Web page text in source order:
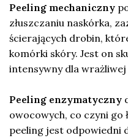
Peeling mechaniczny
złuszczaniu naskórka,
ścierających drobin,
komórki skóry. Jest on
intensywny dla wrażliwej
Peeling enzymatyczny
owocowych, co czyni go
peeling jest odpowiedni